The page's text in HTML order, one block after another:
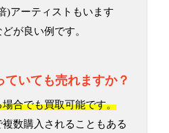
)アーティストもいます
が良い例です。
いても売れますか？
合でも買取可能です。
数購入されることもある